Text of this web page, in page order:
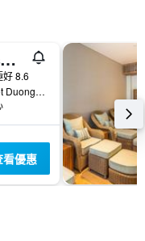
富國梭納塞貝斯特韋斯特頂級飯店
好 8.6
Duong Bao Hamlet Duong To Commune, Ward 5, 富國, 越南
看優惠